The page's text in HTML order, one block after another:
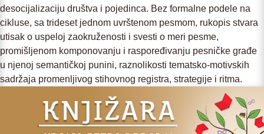
desocijalizaciju društva i pojedinca. Bez formalne podele na
cikluse, sa trideset jednom uvrštenom pesmom, rukopis stvara
utisak o uspeloj zaokruženosti i svesti o meri pesme,
promišljenom komponovanju i raspoređivanju pesničke građe
u njenoj semantičkoj punini, raznolikosti tematsko-motivskih
sadržaja promenljivog stihovnog registra, strategije i ritma.